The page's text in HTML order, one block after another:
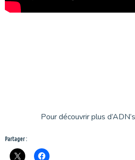
Pour découvrir plus
Partager :